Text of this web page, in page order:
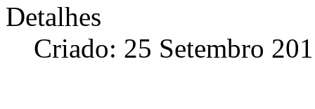
Detalhes
Criado: 25 Setembro